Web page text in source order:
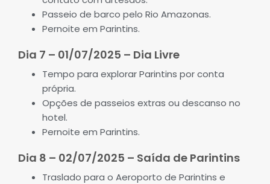
Passeio de barco pelo Rio Amazonas.
Pernoite em Parintins.
Dia 7 – 01/07/2025 – Dia Livre
Tempo para explorar Parintins por conta
própria.
Opções de passeios extras ou descanso no
hotel.
Pernoite em Parintins.
Dia 8 – 02/07/2025 – Saída de Parintins
Traslado para o Aeroporto de Parintins e